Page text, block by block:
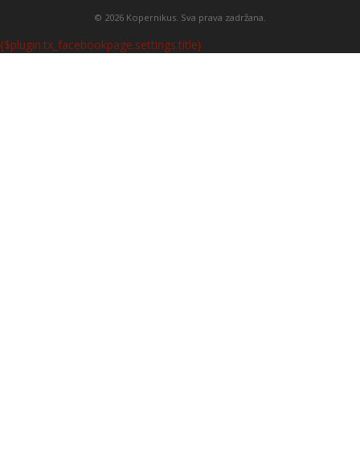
© 2026 Kopernikus. Sva prava zadržana.
{$plugin.tx_facebookpage.settings.title}